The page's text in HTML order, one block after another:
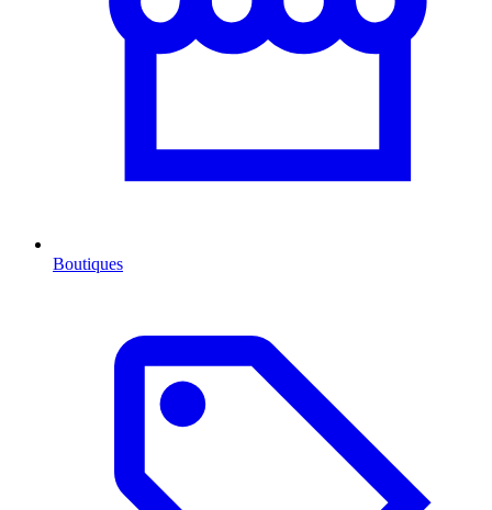
Boutiques